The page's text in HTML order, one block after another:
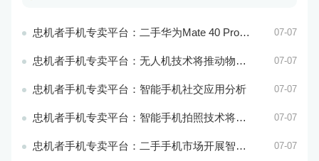
忠机者手机专卖平台：二手华为Mate 40 Pro市场价格持续波动 07-07
忠机者手机专卖平台：无人机技术将推动物流行业的智能化发展 07-07
忠机者手机专卖平台：智能手机社交应用分析 07-07
忠机者手机专卖平台：智能手机拍照技术将不断升级，成为手机行业的重要趋势 07-07
忠机者手机专卖平台：二手手机市场开展智能化运营，优化市场流程和效率 07-07